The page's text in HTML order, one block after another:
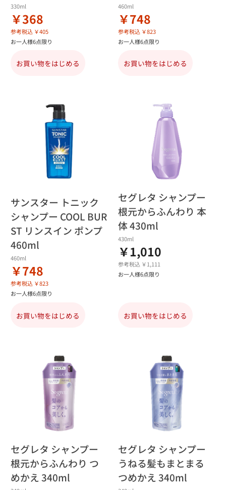
330ml
￥368
参考税込 ￥405
お一人様6点限り
お買い物をはじめる
460ml
￥748
参考税込 ￥823
お一人様6点限り
お買い物をはじめる
サンスター トニック
シャンプー COOL BUR
ST リンスイン ポンプ
460ml
460ml
￥748
参考税込 ￥823
お一人様6点限り
お買い物をはじめる
セグレタ シャンプー
根元からふんわり 本
体 430ml
430ml
￥1,010
参考税込 ￥1,111
お一人様6点限り
お買い物をはじめる
セグレタ シャンプー
根元からふんわり つ
めかえ 340ml
セグレタ シャンプー
うねる髪もまとまる
つめかえ 340ml